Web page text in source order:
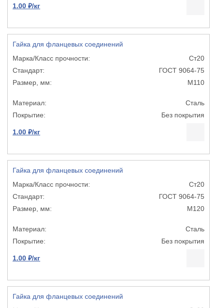
1.00 ₽/кг
Гайка для фланцевых соединений
Ст20
ГОСТ 9064-75
М110
Сталь
Без покрытия
1.00 ₽/кг
Гайка для фланцевых соединений
Ст20
ГОСТ 9064-75
М120
Сталь
Без покрытия
1.00 ₽/кг
Гайка для фланцевых соединений